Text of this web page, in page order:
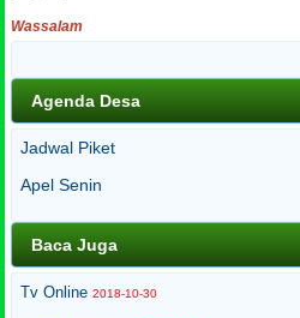
Wassalam
Agenda Desa
Jadwal Piket
Apel Senin
Baca Juga
Tv Online 2018-10-30